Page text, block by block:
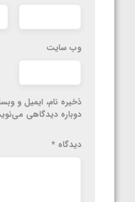
وب‌ سایت
ذخیره نام، ایمیل و
دوباره دیدگاهی
دیدگاه *